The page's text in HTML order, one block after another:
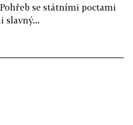
se státními poctami
slavný...